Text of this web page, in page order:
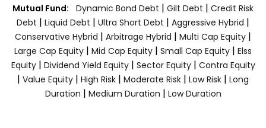
Mutual Fund: Dynamic Bond Debt | Gilt Debt | Credit Risk
Debt | Liquid Debt | Ultra Short Debt | Aggressive Hybrid |
Conservative Hybrid | Arbitrage Hybrid | Multi Cap Equity |
Large Cap Equity | Mid Cap Equity | Small Cap Equity | Elss
Equity| Dividend Yield Equity| Sector Equity | Contra Equity
| Value Equity | High Risk | Moderate Risk | Low Risk | Long
Duration | Medium Duration | Low Duration